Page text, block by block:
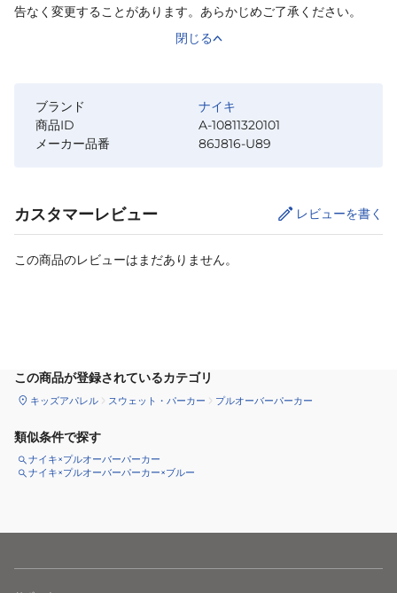
告なく変更することがあります。あらかじめご了承ください。
閉じる
ブランド
ナイキ
商品ID
A-10811320101
メーカー品番
86J816-U89
カスタマーレビュー レビューを書く
この商品のレビューはまだありません。
この商品が登録されているカテゴリ
キッズアパレル スウェット・パーカー プルオーバーパーカー
類似条件で探す
ナイキ×プルオーバーパーカー
ナイキ×プルオーバーパーカー×ブルー